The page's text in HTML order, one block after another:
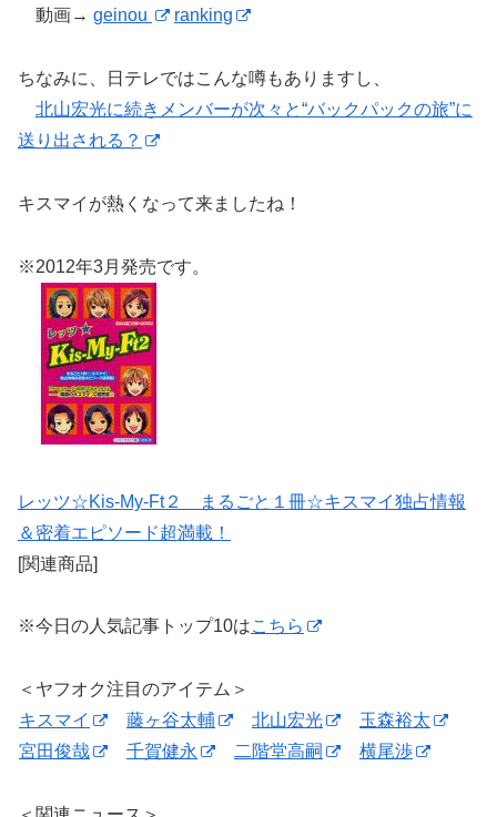
動画→ geinou ranking
ちなみに、日テレではこんな噂もありますし、
北山宏光に続きメンバーが次々と“バックパックの旅”に
送り出される？
キスマイが熱くなって来ましたね！
※2012年3月発売です。
レッツ☆Kis‐My‐Ft２ まるごと１冊☆キスマイ独占情報
＆密着エピソード超満載！
[関連商品]
※今日の人気記事トップ10はこちら
＜ヤフオク注目のアイテム＞
キスマイ
藤ヶ谷太輔 北山宏光
玉森裕太
宮田俊哉
千賀健永 二階堂高嗣 横尾渉